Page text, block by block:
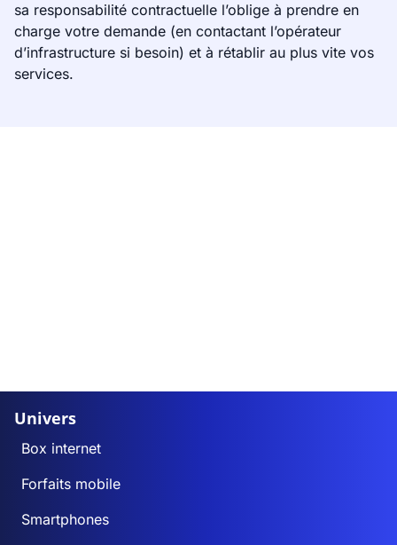
sa responsabilité contractuelle l’oblige à prendre en
charge votre demande (en contactant l’opérateur
d’infrastructure si besoin) et à rétablir au plus vite vos
services.
Univers
Box internet
Forfaits mobile
Smartphones